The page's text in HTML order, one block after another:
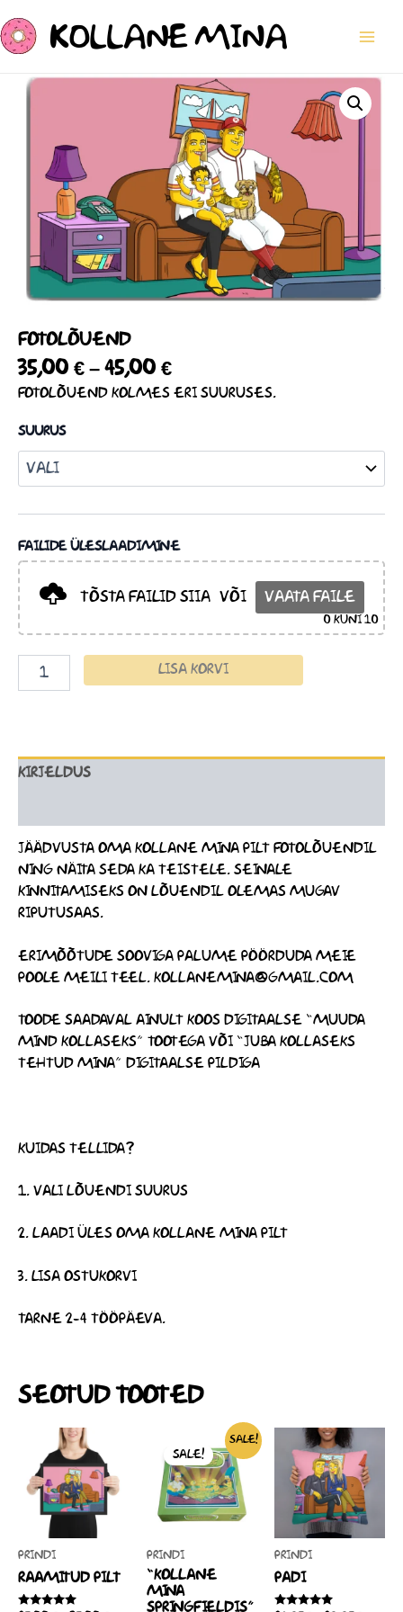
TO
CONTENT
FOTOLÕUEND
35,00 € – 45,00 €
HINNAVAHEMIK:
35,00 €
KUNI
45,00 €
FOTOLÕUEND KOLMES ERI SUURUSES.
SUURUS
FAILIDE ÜLESLAADIMINE
TÕSTA FAILID SIIA VÕI VAATA FAILE
0 KUNI 10
FOTOLÕUEND
LISA KORVI
KIRJELDUS
JÄÄDVUSTA OMA KOLLANE MINA PILT FOTOLÕUENDIL
NING NÄITA SEDA KA TEISTELE. SEINALE
KINNITAMISEKS ON LÕUENDIL OLEMAS MUGAV
RIPUTUSAAS.
ERIMÕÕTUDE SOOVIGA PALUME PÖÖRDUDA MEIE
POOLE MEILI TEEL. KOLLANEMINA@GMAIL.COM
TOODE SAADAVAL AINULT KOOS DIGITAALSE “MUUDA
MIND KOLLASEKS” TOOTEGA VÕI “JUBA KOLLASEKS
TEHTUD MINA” DIGITAALSE PILDIGA
KUIDAS TELLIDA?
1. VALI LÕUENDI SUURUS
2. LAADI ÜLES OMA KOLLANE MINA PILT
3. LISA OSTUKORVI
TARNE 2-4 TÖÖPÄEVA.
SEOTUD TOOTED
PRINDI
RAAMITUD PILT
35,00 €
TOOTEL
ON
MITU
VARIANTI.
SALE!
SALE!
PRINDI
“KOLLANE
MINA
SPRINGFIELDIS”
ALGNE
HIND
OLI:
80,00 €.
PRAEGUNE
HIND
ON:
60,00 €.
PRINDI
PADI
24,95 €
KUNI
29,95 €
SELLEL
TOOTEL
ON
MITU